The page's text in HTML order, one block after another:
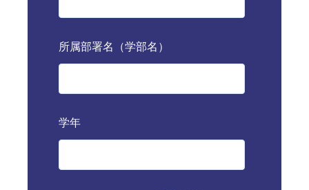
所属部署名（学部名）
学年